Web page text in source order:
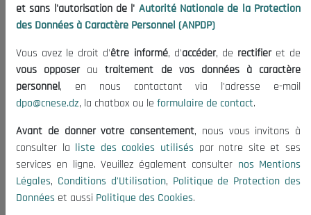
Organisation
Publications
Informations utiles
Appels d'offres et Consultations
Mentions Légales
Conditions d'Utilisation
Politique de Protection des Données
Politique des Cookies
Nous Contacter
et sans l'autorisation de l' Autorité Nationale de la Protection
des Données à Caractère Personnel (ANPDP)
Vous avez le droit d'être informé, d'accéder, de rectifieret de
vous opposerautraitement de vos données à caractère
personnel, en nous contactant via l'adresse e-mail
dpo@cnese.dz, la chatbox ou le formulaire de contact.
Avant de donner votre consentement, nous vous invitons à
consulter la liste des cookies utilisés par notre site et ses
services en ligne. Veuillez également consulter nos Mentions
Légales, Conditions d'Utilisation, Politique de Protection des
Données et aussi Politique des Cookies.